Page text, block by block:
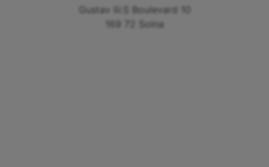
Gustav Iii:S Boulevard 10
169 72 Solna